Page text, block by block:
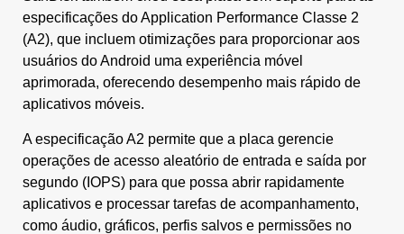
especificações do Application Performance Classe 2
(A2), que incluem otimizações para proporcionar aos
usuários do Android uma experiência móvel
aprimorada, oferecendo desempenho mais rápido de
aplicativos móveis.
A especificação A2 permite que a placa gerencie
operações de acesso aleatório de entrada e saída por
segundo (IOPS) para que possa abrir rapidamente
aplicativos e processar tarefas de acompanhamento,
como áudio, gráficos, perfis salvos e permissões no